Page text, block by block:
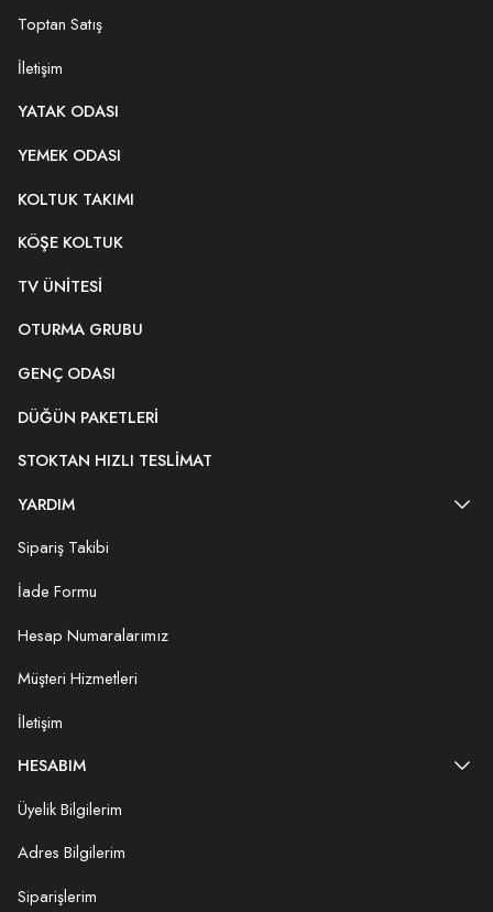
Toptan Satış
İletişim
YATAK ODASI
YEMEK ODASI
KOLTUK TAKIMI
KÖŞE KOLTUK
TV ÜNITESI
OTURMA GRUBU
GENÇ ODASI
DÜĞÜN PAKETLERI
STOKTAN HIZLI TESLIMAT
YARDIM
Sipariş Takibi
İade Formu
Hesap Numaralarımız
Müşteri Hizmetleri
İletişim
HESABIM
Üyelik Bilgilerim
Adres Bilgilerim
Siparişlerim